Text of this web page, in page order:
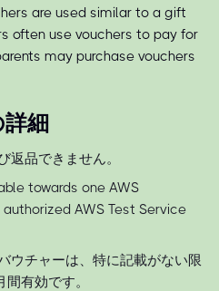
are used similar to a gift
often use vouchers to pay for
may purchase vouchers
細
返品できません。
towards one AWS
AWS Test Service
ウチャーは、特に記載がない限
有効です。